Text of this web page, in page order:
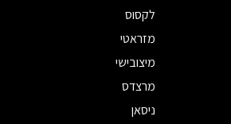
לקסוס
מזראטי
מיצובישי
מרצדס
ניסאן